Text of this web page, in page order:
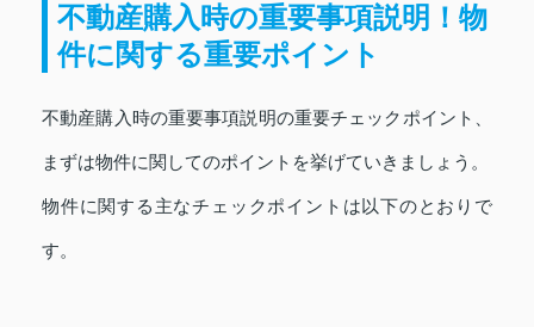
不動産購入時の重要事項説明！物
件に関する重要ポイント
不動産購入時の重要事項説明の重要チェックポイント、
まずは物件に関してのポイントを挙げていきましょう。
物件に関する主なチェックポイントは以下のとおりで
す。